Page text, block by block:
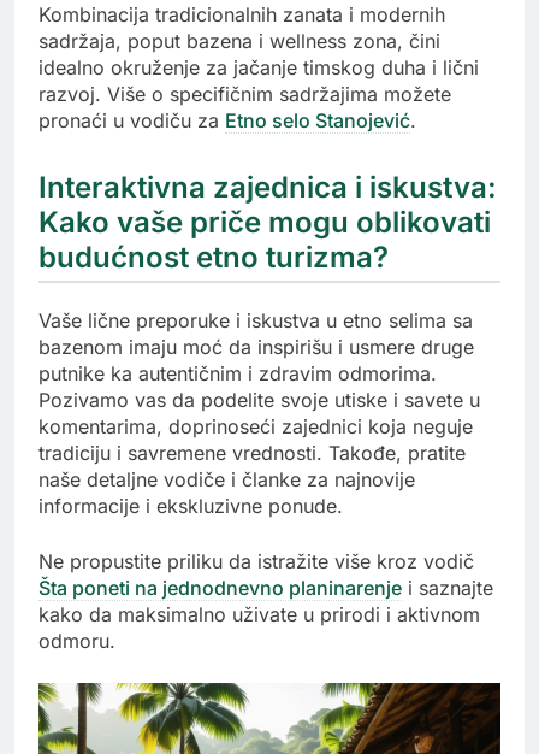
Kombinacija tradicionalnih zanata i modernih
sadržaja, poput bazena i wellness zona, čini
idealno okruženje za jačanje timskog duha i lični
razvoj. Više o specifičnim sadržajima možete
pronaći u vodiču za Etno selo Stanojević.
Interaktivna zajednica i iskustva:
Kako vaše priče mogu oblikovati
budućnost etno turizma?
Vaše lične preporuke i iskustva u etno selima sa
bazenom imaju moć da inspirišu i usmere druge
putnike ka autentičnim i zdravim odmorima.
Pozivamo vas da podelite svoje utiske i savete u
komentarima, doprinoseći zajednici koja neguje
tradiciju i savremene vrednosti. Takođe, pratite
naše detaljne vodiče i članke za najnovije
informacije i ekskluzivne ponude.
Ne propustite priliku da istražite više kroz vodič
Šta poneti na jednodnevno planinarenje i saznajte
kako da maksimalno uživate u prirodi i aktivnom
odmoru.